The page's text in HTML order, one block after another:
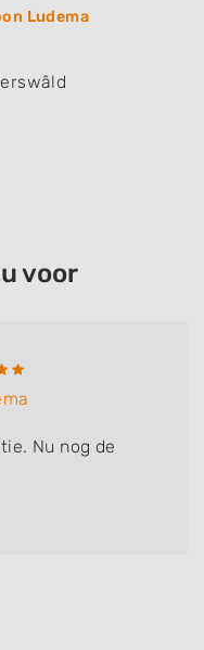
Ludema
voor
Nu nog de